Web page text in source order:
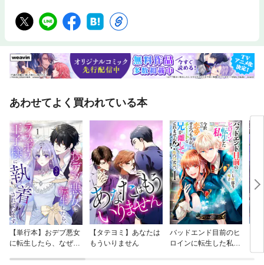
あわせてよく買われている本
【単行本】おデブ悪女
に転生したら、なぜか
【タテヨミ】あなたは
もういりません
バッドエンド目前のヒ
ロインに転生した私、